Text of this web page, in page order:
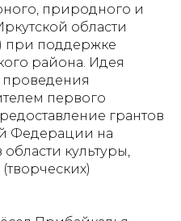
природного и
области
при поддержке
района. Идея
проведения
первого
грантов
Федерации на
культуры,